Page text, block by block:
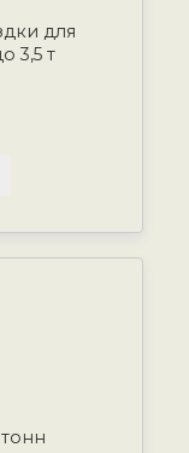
для
3,5 т
тонн